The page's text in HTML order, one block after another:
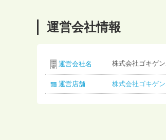
運営会社情報
運営会社名 株式会社ゴキゲン
運営店舗 株式会社ゴキゲ